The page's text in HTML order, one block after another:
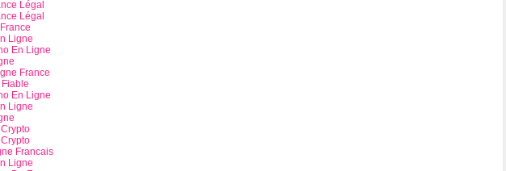
Légal
Légal
Ligne
En Ligne
France
En Ligne
Ligne
Francais
Ligne